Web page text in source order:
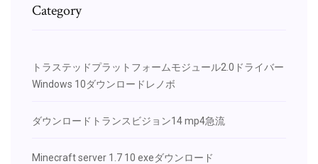
Category
トラステッドプラットフォームモジュール2.0ドライバー
Windows 10ダウンロードレノボ
ダウンロードトランスビジョン14 mp4急流
Minecraft server 1.7 10 exeダウンロード